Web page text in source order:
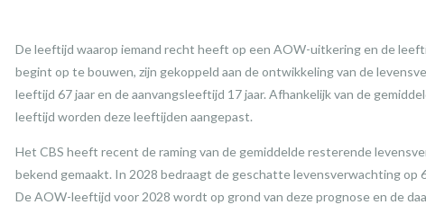
De leeftijd waarop iemand recht heeft op een AOW-uitkering en de
begint op te bouwen, zijn gekoppeld aan de ontwikkeling van de
leeftijd 67 jaar en de aanvangsleeftijd 17 jaar. Afhankelijk van de
leeftijd worden deze leeftijden aangepast.
Het CBS heeft recent de raming van de gemiddelde resterende
bekend gemaakt. In 2028 bedraagt de geschatte levensverwachting op
De AOW-leeftijd voor 2028 wordt op grond van deze prognose en de